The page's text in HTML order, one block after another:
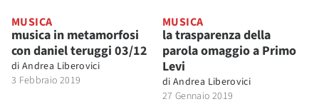
MUSICA
musica in metamorfosi
con daniel teruggi 03/12
di Andrea Liberovici
3 Febbraio 2019
MUSICA
la trasparenza della
parola omaggio a Primo
Levi
di Andrea Liberovici
27 Gennaio 2019